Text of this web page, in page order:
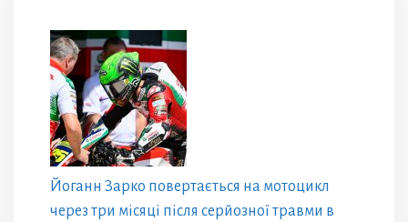
Йоганн Зарко повертається на мотоцикл
через три місяці після серйозної травми в